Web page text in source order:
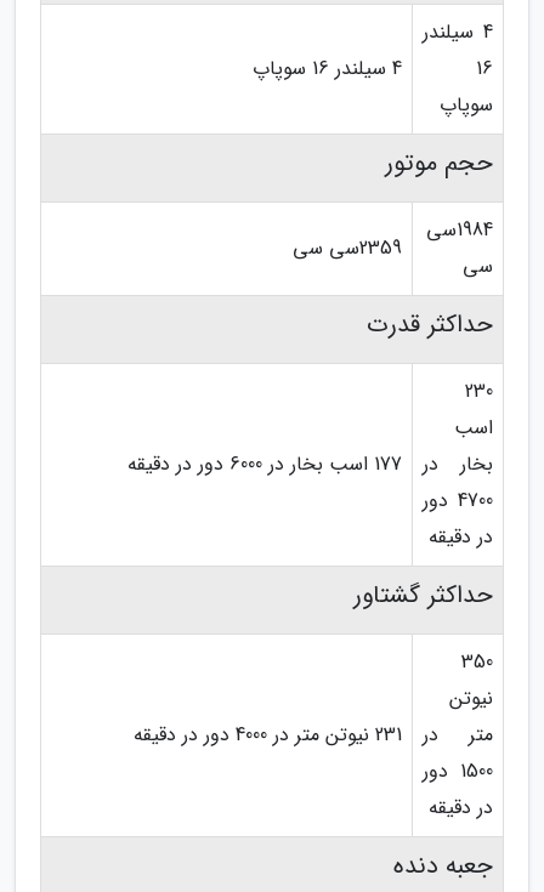
4 سیلندر
16
سوپاپ
4 سیلندر 16 سوپاپ
حجم موتور
1984سی
سی
2359سی سی
حداکثر قدرت
230
اسب
بخار در
4700 دور
در دقیقه
177 اسب بخار در 6000 دور در دقیقه
حداکثر گشتاور
350
نیوتن
متر در
1500 دور
در دقیقه
231 نیوتن متر در 4000 دور در دقیقه
جعبه دنده